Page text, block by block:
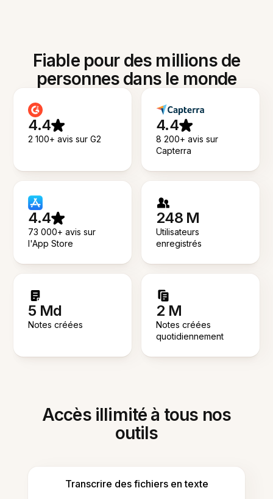
Fiable pour des millions de
personnes dans le monde
4.4
2 100+ avis sur G2
4.4
8 200+ avis sur
Capterra
4.4
73 000+ avis sur
l'App Store
248 M
Utilisateurs
enregistrés
5 Md
Notes créées
2 M
Notes créées
quotidiennement
Accès illimité à tous nos
outils
Transcrire des fichiers en texte